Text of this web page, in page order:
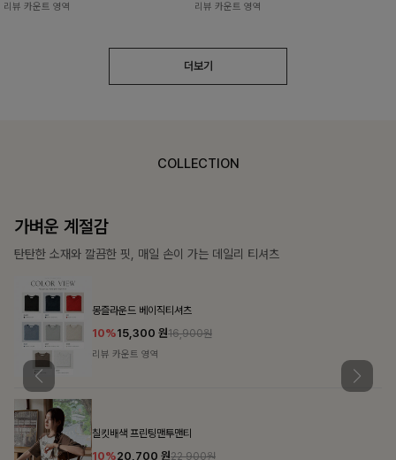
리뷰 카운트 영역 리뷰 카운트 영역
더보기
COLLECTION
가장 쉬운 코디
특별한 날부터 일상까지 함께하는 룩